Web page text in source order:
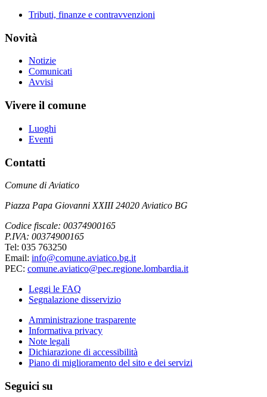
Tributi, finanze e contravvenzioni
Novità
Notizie
Comunicati
Avvisi
Vivere il comune
Luoghi
Eventi
Contatti
Comune di Aviatico
Piazza Papa Giovanni XXIII 24020 Aviatico BG
Codice fiscale: 00374900165
P.IVA: 00374900165
Tel: 035 763250
Email: info@comune.aviatico.bg.it
PEC: comune.aviatico@pec.regione.lombardia.it
Leggi le FAQ
Segnalazione disservizio
Amministrazione trasparente
Informativa privacy
Note legali
Dichiarazione di accessibilità
Piano di miglioramento del sito e dei servizi
Seguici su